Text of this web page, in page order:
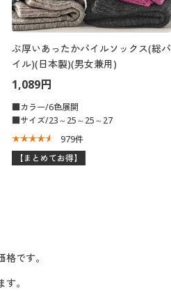
ぶ厚いあったかパイルソックス(総パ
イル)(日本製)(男女兼用)
1,089円
■カラー/6色展開
■サイズ/23～25～25～27
979件
【まとめてお得】
です。
。